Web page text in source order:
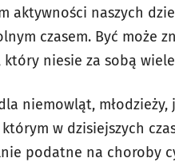
aktywności naszych
czasem. Być może
niesie za sobą
niemowląt, młodzieży,
w dzisiejszych
podatne na choroby